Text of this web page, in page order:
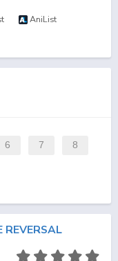
AniList
6 7 8
REVERSAL